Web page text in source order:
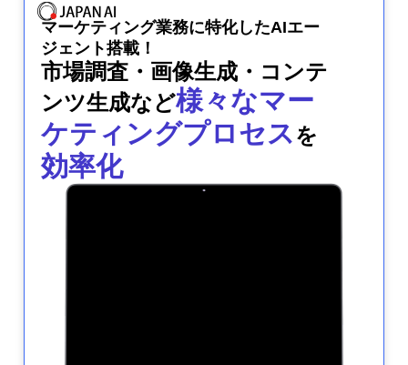
マーケティング業務に特化したAIエー
ジェント搭載！
市場調査・画像生成・コンテ
ンツ生成など様々なマー
ケティングプロセスを
効率化